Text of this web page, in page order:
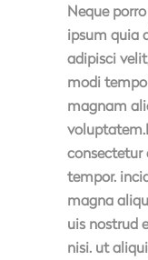
Neque
ipsum quia
adipisci
modi
magnam
consectetur
tempor.
magna
uis nostrud
nisi. ut